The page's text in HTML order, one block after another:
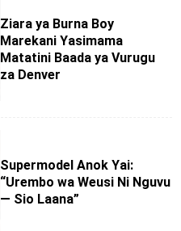
Ziara ya Burna Boy
Marekani Yasimama
Matatini Baada ya Vurugu
za Denver
Supermodel Anok Yai:
“Urembo wa Weusi Ni Nguvu
— Sio Laana”